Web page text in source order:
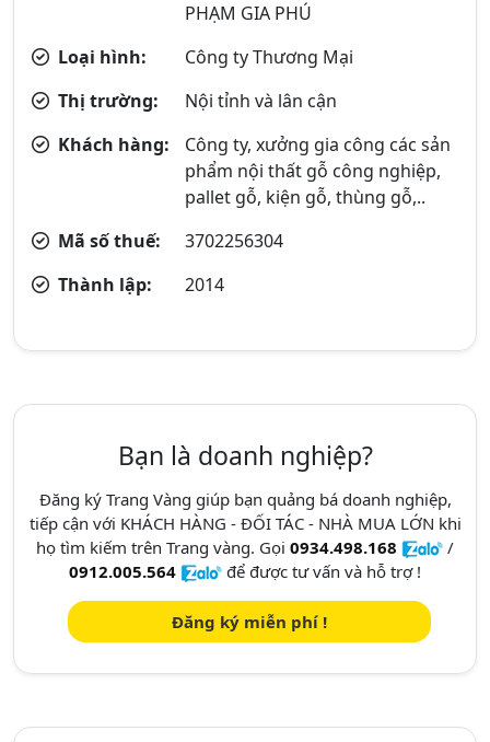
PHẠM GIA PHÚ
Loại hình:
Công ty Thương Mại
Thị trường:
Nội tỉnh và lân cận
Khách hàng:
Công ty, xưởng gia công các sản
phẩm nội thất gỗ công nghiệp,
pallet gỗ, kiện gỗ, thùng gỗ,..
Mã số thuế:
3702256304
Thành lập:
2014
Bạn là doanh nghiệp?
Đăng ký Trang Vàng giúp bạn quảng bá doanh nghiệp,
tiếp cận với KHÁCH HÀNG - ĐỐI TÁC - NHÀ MUA LỚN khi
họ tìm kiếm trên Trang vàng. Gọi 0934.498.168
/
0912.005.564
để được tư vấn và hỗ trợ !
Đăng ký miễn phí !